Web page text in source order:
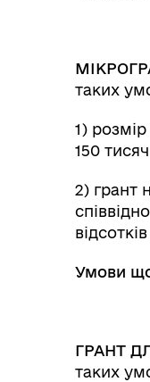
таких
1)
150
2) грант
Умови
ГРАНТ
таких